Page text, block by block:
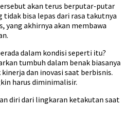
akan terus berputar-putar
tidak bisa lepas dari rasa takutnya
yang akhirnya akan membawa
dalam kondisi seperti itu?
tumbuh dalam benak biasanya
dan inovasi saat berbisnis.
harus diminimalisir.
diri dari lingkaran ketakutan saat